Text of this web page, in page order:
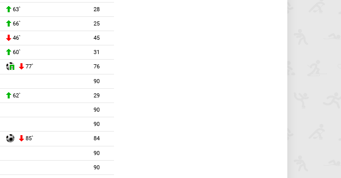
63` 28
66` 25
46` 45
60` 31
77` 76
90
62` 29
90
90
85` 84
90
90